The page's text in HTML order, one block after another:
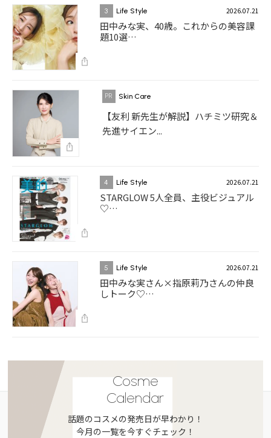
3 Life Style 2026.07.21
田中みな実、40歳。これからの美容課
題10選…
Skin Care
【友利 新先生が解説】ハチミツ研究＆
先進サイエン...
4 Life Style 2026.07.21
STARGLOW 5人全員、主役ビジュアル
♡…
5 Life Style 2026.07.21
田中みな実さん×指原莉乃さんの仲良
しトーク♡…
Cosme
Calendar
話題のコスメの発売日が早わかり！
今月の一覧を今すぐチェック！